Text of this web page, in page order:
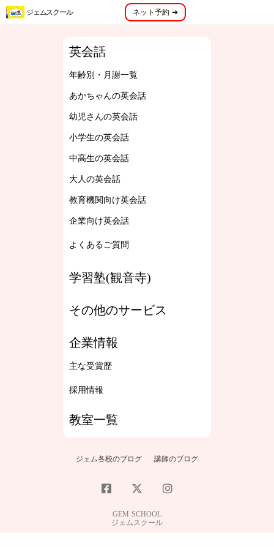
ジェムスクール ネット予約 ➔
英会話
年齢別・月謝一覧
あかちゃんの英会話
幼児さんの英会話
小学生の英会話
中高生の英会話
大人の英会話
教育機関向け英会話
企業向け英会話
よくあるご質問
学習塾(観音寺)
その他のサービス
企業情報
主な受賞歴
採用情報
教室一覧
ジェム各校のブログ 講師のブログ
GEM SCHOOL
ジェムスクール